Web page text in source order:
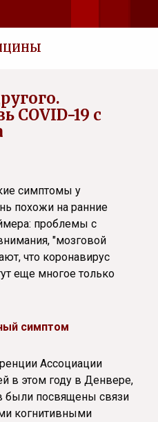
COVID-19 с
симптомы у
похожи на ранние
проблемы с
"мозговой
что коронавирус
еще многое только
симптом
Ассоциации
в этом году в Денвере,
были посвящены связи
когнитивными